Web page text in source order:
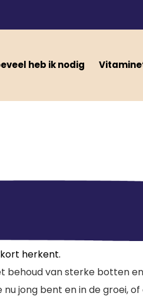
heb ik nodig
herkent.
behoud van sterke botten
jong bent en in de groei,